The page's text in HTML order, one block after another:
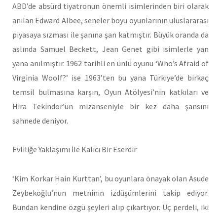
ABD’de absürd tiyatronun önemli isimlerinden biri olarak
anılan Edward Albee, seneler boyu oyunlarının uluslararası
piyasaya sızması ile şanına şan katmıştır. Büyük oranda da
aslında Samuel Beckett, Jean Genet gibi isimlerle yan
yana anılmıştır. 1962 tarihli en ünlü oyunu ‘Who’s Afraid of
Virginia Woolf?’ ise 1963’ten bu yana Türkiye’de birkaç
temsil bulmasına karşın, Oyun Atölyesi’nin katkıları ve
Hira Tekindor’un mizanseniyle bir kez daha şansını
sahnede deniyor.
Evliliğe Yaklaşımı İle Kalıcı Bir Eserdir
‘Kim Korkar Hain Kurttan’, bu oyunlara önayak olan Asude
Zeybekoğlu’nun metninin izdüşümlerini takip ediyor.
Bundan kendine özgü şeyleri alıp çıkartıyor. Üç perdeli, iki